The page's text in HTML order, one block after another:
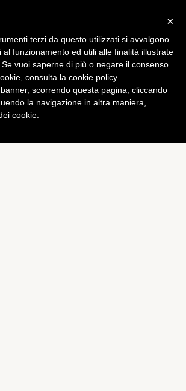
annuncia il
Qualcomm
×
terzi da questo utilizzati si avvalgono
al funzionamento ed utili alle finalità illustrate
vuoi saperne di più o negare il consenso
consulta la cookie policy.
scorrendo questa pagina, cliccando
la navigazione in altra maniera,
cookie.